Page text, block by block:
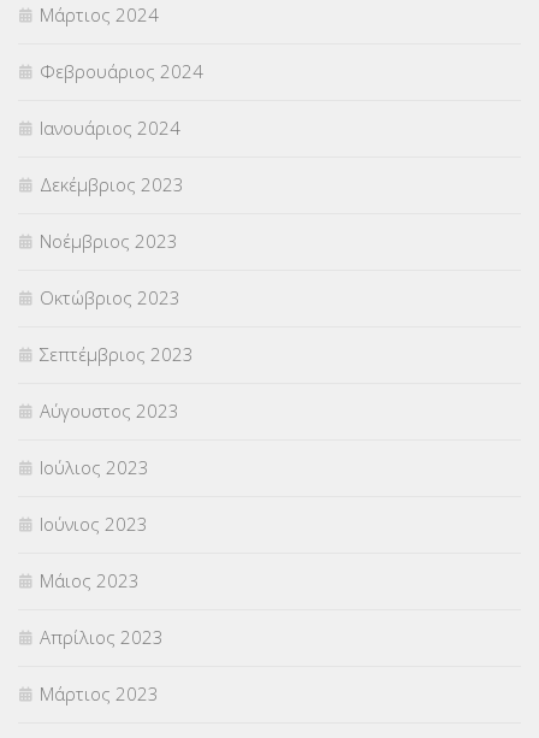
Μάρτιος 2024
Φεβρουάριος 2024
Ιανουάριος 2024
Δεκέμβριος 2023
Νοέμβριος 2023
Οκτώβριος 2023
Σεπτέμβριος 2023
Αύγουστος 2023
Ιούλιος 2023
Ιούνιος 2023
Μάιος 2023
Απρίλιος 2023
Μάρτιος 2023